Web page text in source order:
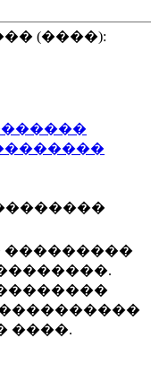
(����):
���������
����.